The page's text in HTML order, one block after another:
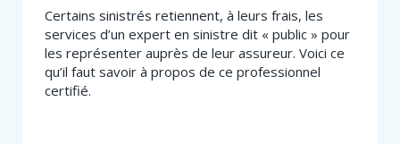
Certains sinistrés retiennent, à leurs frais, les
services d’un expert en sinistre dit « public » pour
les représenter auprès de leur assureur. Voici ce
qu’il faut savoir à propos de ce professionnel
certifié.